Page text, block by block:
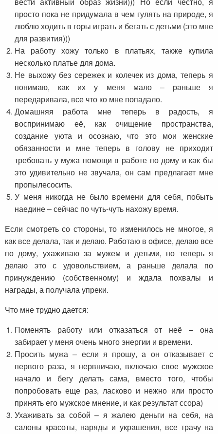
просто пока не придумала в чем гулять на природе, я
люблю ходить в горы играть и бегать с детьми (это мне
для развития)))
На работу хожу только в платьях, также купила
несколько платье для дома.
Не выхожу без сережек и колечек из дома, теперь я
понимаю, как их у меня мало – раньше я
передаривала, все что ко мне попадало.
Домашняя работа мне теперь в радость, я
воспринимаю её, как очищение пространства,
создание уюта и осознаю, что это мои женские
обязанности и мне теперь в голову не приходит
требовать у мужа помощи в работе по дому и как бы
это удивительно не звучала, он сам предлагает мне
пропылесосить.
У меня никогда не было времени для себя, побыть
наедине – сейчас по чуть-чуть нахожу время.
Если смотреть со стороны, то изменилось не многое, я
как все делала, так и делаю. Работаю в офисе, делаю все
по дому, ухаживаю за мужем и детьми, но теперь я
делаю это с удовольствием, а раньше делала по
принуждению (собственному) и ждала похвалы и
награды, а получала упреки.
Что мне трудно дается:
Поменять работу или отказаться от неё – она
забирает у меня очень много энергии и времени.
Просить мужа – если я прошу, а он отказывает с
первого раза, я нервничаю, включаю свое мужское
начало и бегу делать сама, вместо того, чтобы
попробовать еще раз, ласково и нежно или просто
принять его мужское мнение, и как результат ссора)
Ухаживать за собой – я жалею деньги на себя, на
салоны красоты, наряды и украшения, все трачу на